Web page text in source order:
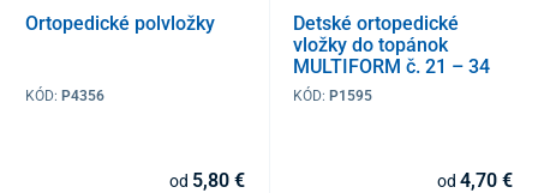
Ortopedické polvložky
KÓD: P4356
od 5,80 €
Detské ortopedické
vložky do topánok
MULTIFORM č. 21 – 34
KÓD:P1595
od 4,70 €